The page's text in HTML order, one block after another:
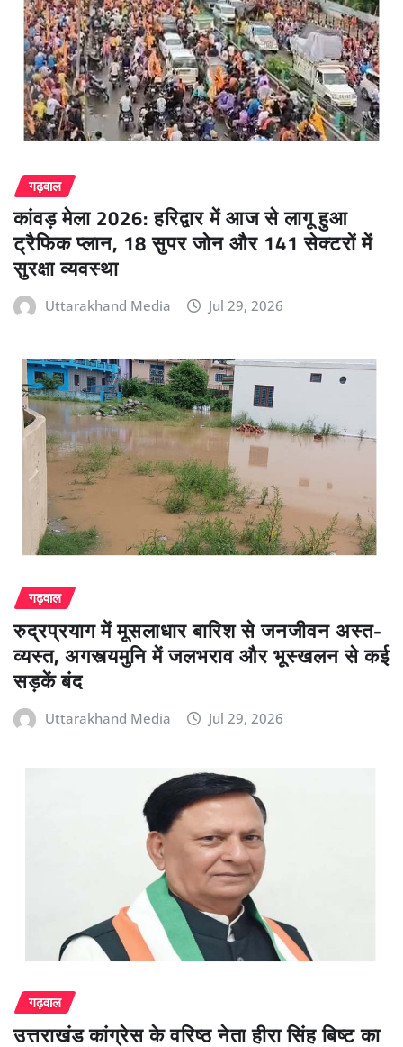
गढ़वाल
कांवड़ मेला 2026: हरिद्वार में आज से लागू हुआ
ट्रैफिक प्लान, 18 सुपर जोन और 141 सेक्टरों में
सुरक्षा व्यवस्था
Uttarakhand Media Jul 29, 2026
गढ़वाल
रुद्रप्रयाग में मूसलाधार बारिश से जनजीवन अस्त-
व्यस्त, अगस्त्यमुनि में जलभराव और भूस्खलन से कई
सड़कें बंद
Uttarakhand Media Jul 29, 2026
गढ़वाल
उत्तराखंड कांग्रेस के वरिष्ठ नेता हीरा सिंह बिष्ट का